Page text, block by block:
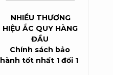
NHIỀU THƯƠNG
HIỆU ẮC QUY HÀNG
ĐẦU
Chính sách bảo
hành tốt nhất 1 đổi 1